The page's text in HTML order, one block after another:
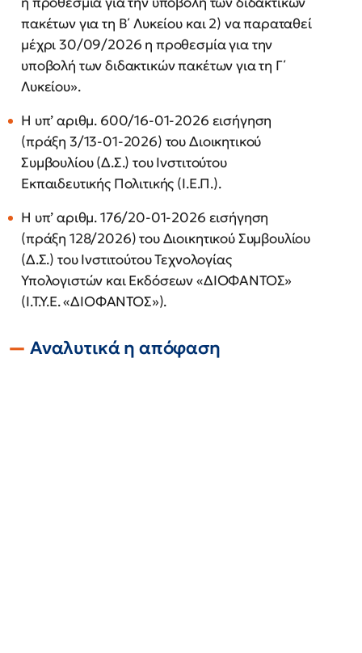
πακέτων για τη Β΄ Λυκείου και 2) να παραταθεί
μέχρι 30/09/2026 η προθεσμία για την
υποβολή των διδακτικών πακέτων για τη Γ΄
Λυκείου».
H υπ’ αριθμ. 600/16-01-2026 εισήγηση
(πράξη 3/13-01-2026) του Διοικητικού
Συμβουλίου (Δ.Σ.) του Ινστιτούτου
Εκπαιδευτικής Πολιτικής (Ι.Ε.Π.).
H υπ’ αριθμ. 176/20-01-2026 εισήγηση
(πράξη 128/2026) του Διοικητικού Συμβουλίου
(Δ.Σ.) του Ινστιτούτου Τεχνολογίας
Υπολογιστών και Εκδόσεων «ΔΙΟΦΑΝΤΟΣ»
(Ι.Τ.Υ.Ε. «ΔΙΟΦΑΝΤΟΣ»).
Αναλυτικά η απόφαση